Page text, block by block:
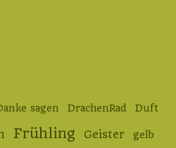
sagen DrachenRad Duft
Frühling Geister gelb